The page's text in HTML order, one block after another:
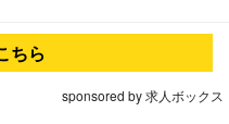
ちら
sponsored by 求人ボックス